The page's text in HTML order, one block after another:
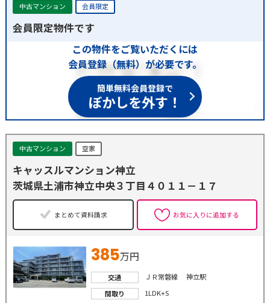
中古マンション 会員限定
会員限定物件です
この物件をご覧いただくには
会員登録（無料）が必要です。
簡単無料会員登録で
ぼかしを外す！
中古マンション 空家
キャッスルマンション神立
茨城県土浦市神立中央３丁目４０１１－１７
まとめて資料請求 お気に入りに追加する
385万円
交通
ＪＲ常磐線 神立駅
間取り
1LDK+S